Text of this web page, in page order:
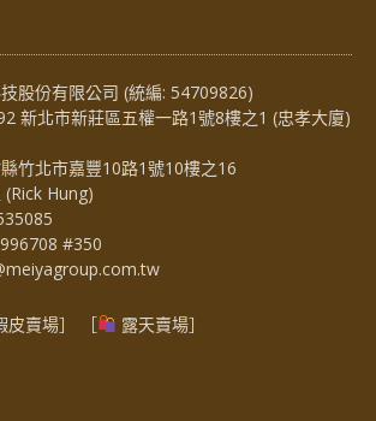
股份有限公司 (統編: 54709826)
新北市新莊區五權一路1號8樓之1 (忠孝大廈)
竹北市嘉豐10路1號10樓之16
Hung)
#350
皮賣場］ ［ 露天賣場］